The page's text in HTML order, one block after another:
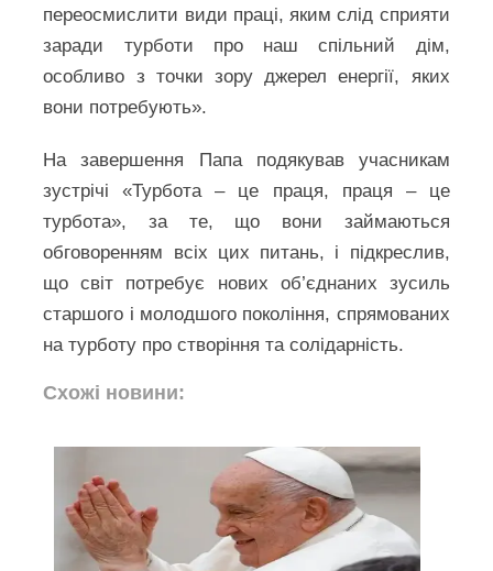
переосмислити види праці, яким слід сприяти
заради турботи про наш спільний дім,
особливо з точки зору джерел енергії, яких
вони потребують».
На завершення Папа подякував учасникам
зустрічі «Турбота – це праця, праця – це
турбота», за те, що вони займаються
обговоренням всіх цих питань, і підкреслив,
що світ потребує нових об’єднаних зусиль
старшого і молодшого покоління, спрямованих
на турботу про створіння та солідарність.
Схожі новини: